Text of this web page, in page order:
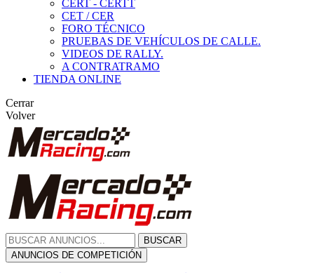
CERT - CERTT
CET / CER
FORO TÉCNICO
PRUEBAS DE VEHÍCULOS DE CALLE.
VIDEOS DE RALLY.
A CONTRATRAMO
TIENDA ONLINE
Cerrar
Volver
BUSCAR
ANUNCIOS DE COMPETICIÓN